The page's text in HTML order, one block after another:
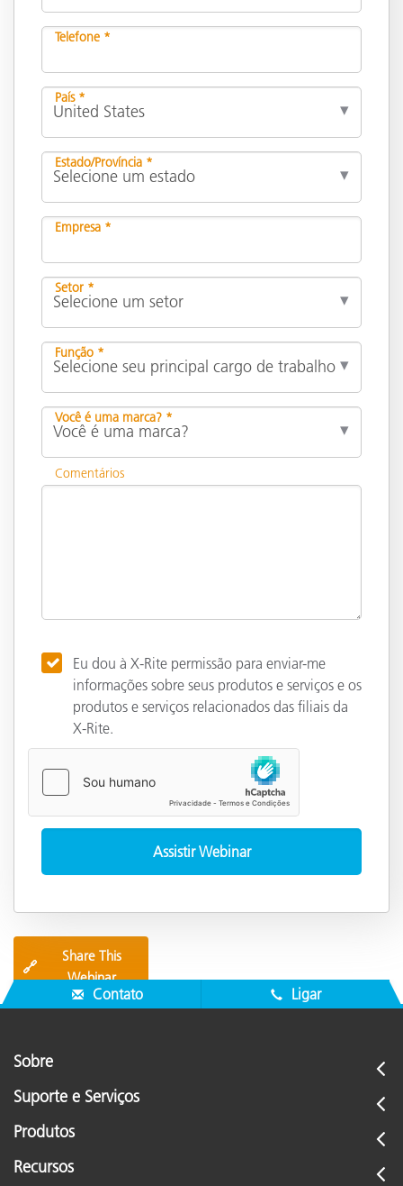
Telefone *
País *
Estado/Província *
Empresa *
Setor *
Função *
Você é uma marca? *
Comentários
Eu dou à X-Rite permissão para enviar-me
informações sobre seus produtos e serviços e os
produtos e serviços relacionados das filiais da
X-Rite.
🔗
Share This
Webinar
Contato Ligar
Sobre
Suporte e Serviços
Produtos
Recursos